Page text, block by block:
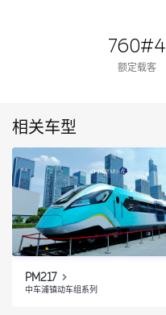
760#4
额定载客
相关车型
PM217
中车浦镇动车组系列